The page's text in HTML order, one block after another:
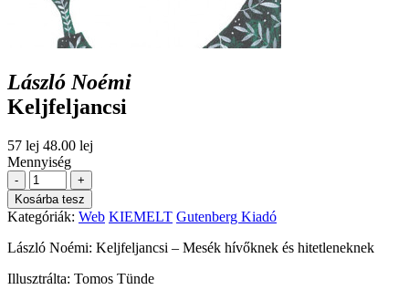
László Noémi
Keljfeljancsi
57 lej 48.00 lej
Mennyiség
-
+
Kosárba tesz
Kategóriák: Web KIEMELT Gutenberg Kiadó
László Noémi: Keljfeljancsi – Mesék hívőknek és hitetleneknek
Illusztrálta: Tomos Tünde